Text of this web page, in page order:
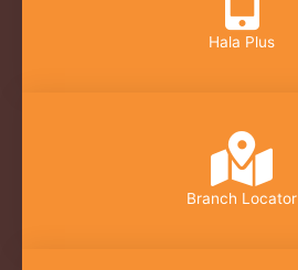
Hala Plus
Branch Locator